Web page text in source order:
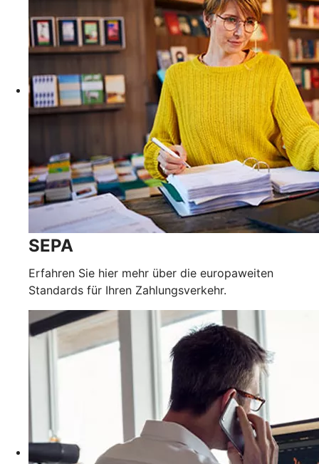
SEPA
Erfahren Sie hier mehr über die europaweiten
Standards für Ihren Zahlungsverkehr.